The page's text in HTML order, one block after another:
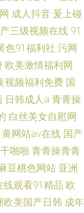
成人抖音 爰上碰
三级视频在线 91
色91福利社 污网
欧美激情福利网
视频福利免费 国
日韩成人a 青青操
白丝美女自慰网
黄网站av在线 国产
啪啪 青青操青青
豆桃色网站 亚洲
线观看91精品 欧
欧美国产日韩 成年